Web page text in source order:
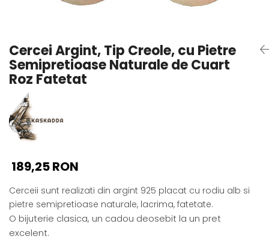
Seturi Perle cu Argint
Pandantive cu Perle
Brose cu Perle
Cercei Argint, Tip Creole, cu Pietre
Semipretioase Naturale de Cuart
Roz Fatetat
189,25 RON
Cerceii sunt realizati din argint 925 placat cu rodiu alb si
pietre semipretioase naturale, lacrima, fatetate.
O bijuterie clasica, un cadou deosebit la un pret
excelent.